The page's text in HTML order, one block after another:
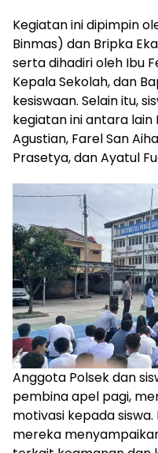
Kegiatan ini dipimpin
Binmas) dan Bripka
serta dihadiri oleh Ibu
Kepala Sekolah, dan
kesiswaan. Selain itu,
kegiatan ini antara lain
Agustian, Farel San
Prasetya, dan Ayatul
Anggota Polsek dan
pembina apel pagi,
motivasi kepada
mereka